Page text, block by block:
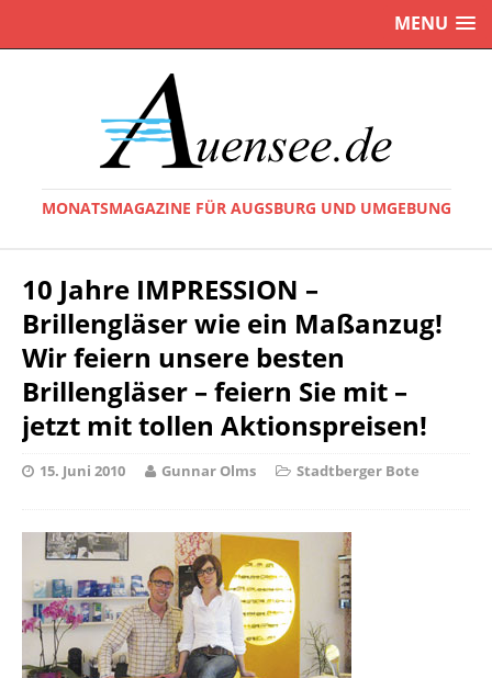
MENU
MONATSMAGAZINE FÜR AUGSBURG UND UMGEBUNG
10 Jahre IMPRESSION –
Brillengläser wie ein Maßanzug!
Wir feiern unsere besten
Brillengläser – feiern Sie mit –
jetzt mit tollen Aktionspreisen!
15. Juni 2010 Gunnar Olms Stadtberger Bote